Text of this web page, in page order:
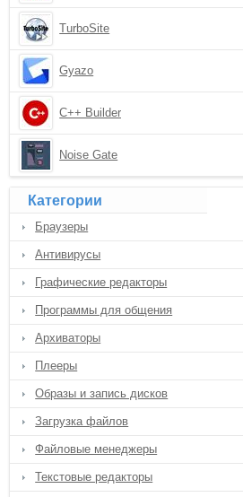
TurboSite
Gyazo
C++ Builder
Noise Gate
Категории
Браузеры
Антивирусы
Графические редакторы
Программы для общения
Архиваторы
Плееры
Образы и запись дисков
Загрузка файлов
Файловые менеджеры
Текстовые редакторы